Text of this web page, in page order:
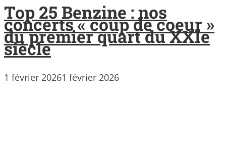
Top 25 Benzine : nos
concerts « coup de coeur »
du premier quart du XXIe
siècle
1 février 20261 février 2026